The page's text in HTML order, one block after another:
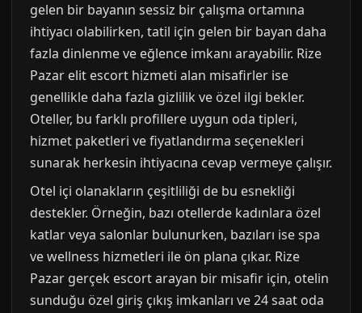
gelen bir bayanın sessiz bir çalışma ortamına
ihtiyacı olabilirken, tatil için gelen bir bayan daha
fazla dinlenme ve eğlence imkanı arayabilir. Rize
Pazar elit escort hizmeti alan misafirler ise
genellikle daha fazla gizlilik ve özel ilgi bekler.
Oteller, bu farklı profillere uygun oda tipleri,
hizmet paketleri ve fiyatlandırma seçenekleri
sunarak herkesin ihtiyacına cevap vermeye çalışır.
Otel içi olanakların çeşitliliği de bu esnekliği
destekler. Örneğin, bazı otellerde kadınlara özel
katlar veya salonlar bulunurken, bazıları ise spa
ve wellness hizmetleri ile ön plana çıkar. Rize
Pazar gerçek escort arayan bir misafir için, otelin
sunduğu özel giriş çıkış imkanları ve 24 saat oda